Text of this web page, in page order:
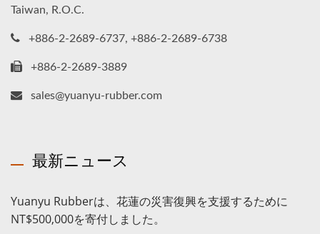
Taiwan, R.O.C.
+886-2-2689-6737, +886-2-2689-6738
+886-2-2689-3889
sales@yuanyu-rubber.com
最新ニュース
Yuanyu Rubberは、花蓮の災害復興を支援するために
NT$500,000を寄付しました。